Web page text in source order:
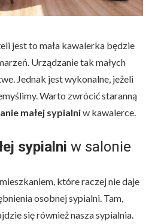
jest to mała kawalerka będzie
Urządzanie tak małych
Jednak jest wykonalne, jeżeli
Warto zwrócić staranną
małej sypialniw kawalerce.
sypialni w salonie
które raczej nie daje
osobnej sypialni. Tam,
się również nasza sypialnia.